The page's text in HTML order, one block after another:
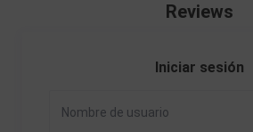
Reviews
Iniciar sesión